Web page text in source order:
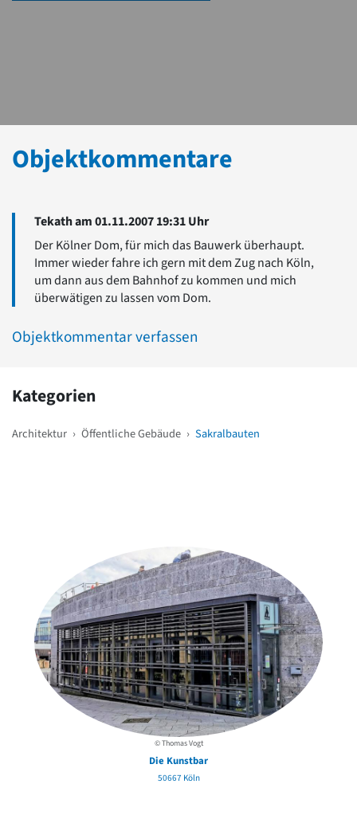
Objektkommentare
Tekath am 01.11.2007 19:31 Uhr
Der Kölner Dom, für mich das Bauwerk überhaupt.
Immer wieder fahre ich gern mit dem Zug nach Köln,
um dann aus dem Bahnhof zu kommen und mich
überwätigen zu lassen vom Dom.
Objektkommentar verfassen
Kategorien
Architektur › Öffentliche Gebäude › Sakralbauten
© Thomas Vogt
Die Kunstbar
50667 Köln